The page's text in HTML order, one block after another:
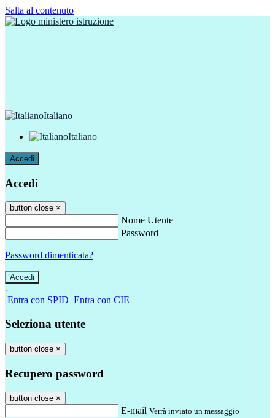
Salta al contenuto
Italiano
Italiano
Accedi
Accedi
button close ×
Nome Utente
Password
Password dimenticata?
-
Entra con SPID Entra con CIE
Seleziona utente
button close ×
Recupero password
button close ×
E-mail Verrà inviato un messaggio